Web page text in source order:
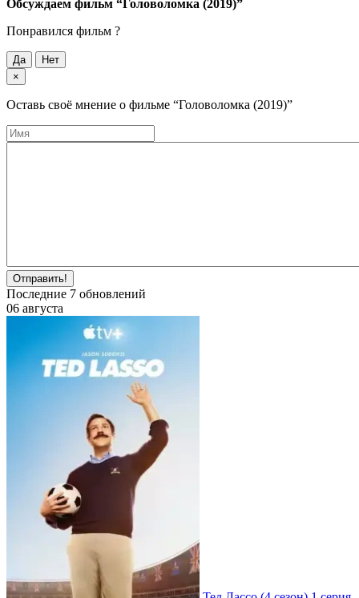
Обсуждаем фильм “Головоломка (2019)”
Понравился фильм ?
Да
Нет
×
Оставь своё мнение о фильме “Головоломка (2019)”
Отправить!
Последние 7 обновлений
06 августа